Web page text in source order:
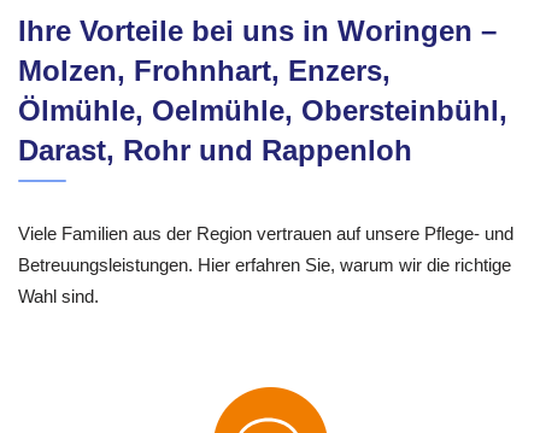
Ihre Vorteile bei uns in Woringen –
Molzen, Frohnhart, Enzers,
Ölmühle, Oelmühle, Obersteinbühl,
Darast, Rohr und Rappenloh
Viele Familien aus der Region vertrauen auf unsere Pflege- und
Betreuungsleistungen. Hier erfahren Sie, warum wir die richtige
Wahl sind.